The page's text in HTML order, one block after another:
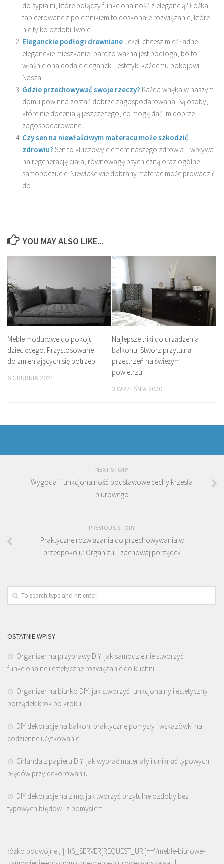
do sypialni, które połączy funkcjonalność z elegancją? Łóżka
tapicerowane z pojemnikiem to doskonałe rozwiązanie, które
nie tylko ozdobi Twoje...
Eleganckie podłogi drewniane Jeżeli chcesz mieć ładne i
eleganckie mieszkanie, bardzo ważna jest podłoga, bo to
właśnie ona dodaje elegancki i estetyki każdemu pokojowi.
Nasza...
Gdzie przechowywać swoje rzeczy? Każda wnęka w naszym
domu powinna zostać dobrze zagospodarowana. Są osoby,
które nie doceniają jeszcze tego, co mogą dać im dobrze
zagospodarowane...
Czy sen na niewłaściwym materacu może szkodzić
zdrowiu? Sen to kluczowy element naszego zdrowia – wpływa
na regenerację ciała, równowagę psychiczną oraz ogólne
samopoczucie. Niewłaściwie dobrany materac może prowadzić
do...
YOU MAY ALSO LIKE...
Meble modułowe do pokoju
dziecięcego: Przystosowane
do zmieniających się potrzeb
6 GRUDNIA 2021
Najlepsze triki do urządzenia
balkonu: Stwórz przytulną
przestrzeń na świeżym
powietrzu
3 WRZEŚNIA 2020
NEXT STORY
Wygoda i funkcjonalność podstawowe cechy krzesła
biurowego
PREVIOUS STORY
Praktyczne rozwiązania do przechowywania w
przedpokoju: Organizuj i zachowaj porządek
OSTATNIE WPISY
Organizer na przyprawy DIY: jak samodzielnie stworzyć
funkcjonalne i estetyczne rozwiązanie do kuchni
Organizer na biurko DIY: jak stworzyć funkcjonalny i estetyczny
porządek krok po kroku
DIY dekoracje na balkon: praktyczne pomysły i wskazówki na
codzienne użytkowanie
Girlanda z papieru DIY: jak wybrać materiały i uniknąć typowych
błędów przy dekorowaniu
DIY dekoracje na zimę: jak tworzyć przytulne ozdoby bez
typowych błędów i z pomysłem
łóżko podwójne'; } if($_SERVER[REQUEST_URI]=='/meble-biurowe-